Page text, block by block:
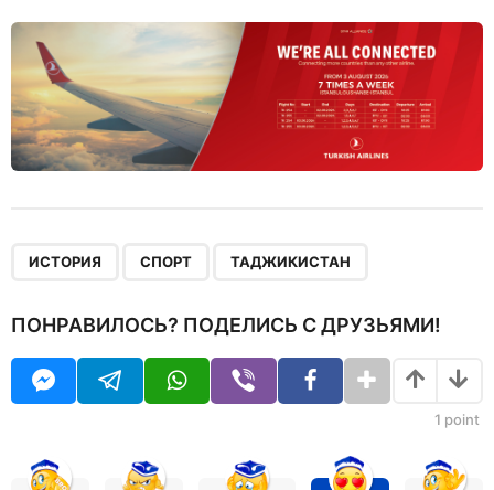
ИСТОРИЯ СПОРТ ТАДЖИКИСТАН
ПОНРАВИЛОСЬ? ПОДЕЛИСЬ С ДРУЗЬЯМИ!
1 point